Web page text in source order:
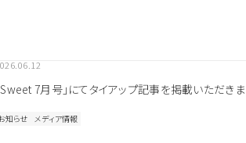
オーガニック植物成分配合
クリーム
Sweet 7月号」にてタイアップ記事を掲載いただきま
知らせ メディア情報